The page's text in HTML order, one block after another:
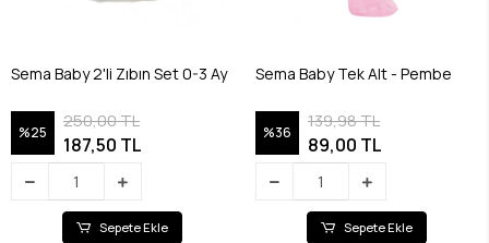
Sema Baby 2'li Zıbın Set 0-3 Ay
%25
250,00 TL
187,50 TL
Sepete Ekle
Sema Baby Tek Alt - Pembe
%36
139,98 TL
89,00 TL
Sepete Ekle